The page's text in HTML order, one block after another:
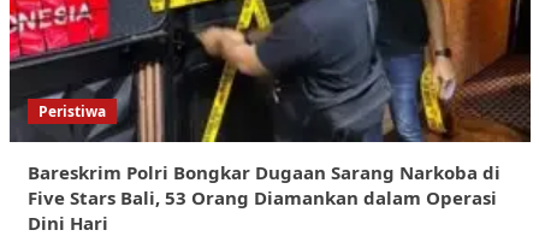
Peristiwa
Bareskrim Polri Bongkar Dugaan Sarang Narkoba di
Five Stars Bali, 53 Orang Diamankan dalam Operasi
Dini Hari